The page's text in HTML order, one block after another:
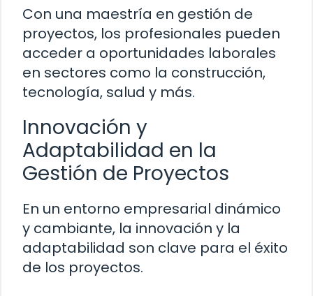
Con una maestría en gestión de
proyectos, los profesionales pueden
acceder a oportunidades laborales
en sectores como la construcción,
tecnología, salud y más.
Innovación y
Adaptabilidad en la
Gestión de Proyectos
En un entorno empresarial dinámico
y cambiante, la innovación y la
adaptabilidad son clave para el éxito
de los proyectos.